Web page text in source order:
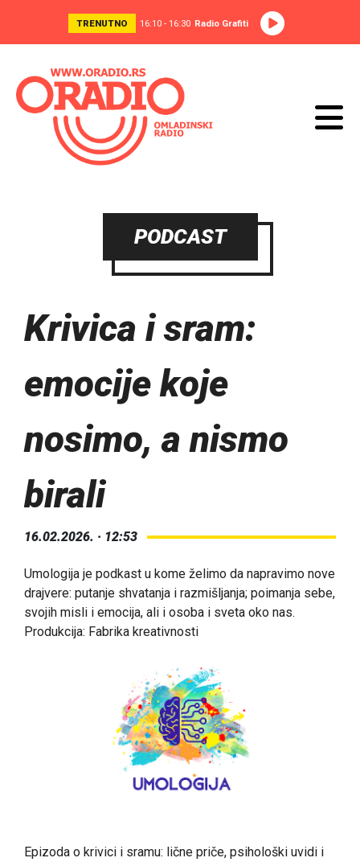
TRENUTNO 16:10 - 16:30 Radio Grafiti
PODCAST
Krivica i sram:
emocije koje
nosimo, a nismo
birali
16.02.2026. · 12:53
Umologija je podkast u kome želimo da napravimo nove
drajvere: putanje shvatanja i razmišljanja; poimanja sebe,
svojih misli i emocija, ali i osoba i sveta oko nas.
Produkcija: Fabrika kreativnosti
Epizoda o krivici i sramu: lične priče, psihološki uvidi i